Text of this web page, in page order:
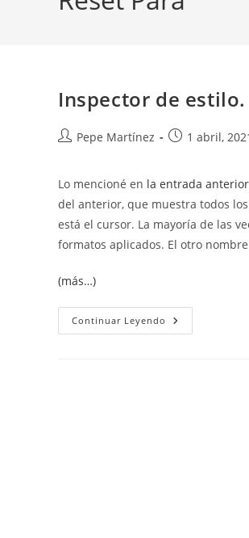
Inspector de
Autor
entrada:
Pepe Martínez
Publicación
entrada:
1 abril,
Lo mencioné en la entrada anterior
del anterior, que muestra todos
está el cursor. La mayoría de las
formatos aplicados. El otro
(más…)
Continuar Leyendo Inspector
De